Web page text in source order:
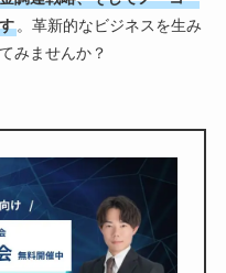
。革新的なビジネスを生み
みませんか？